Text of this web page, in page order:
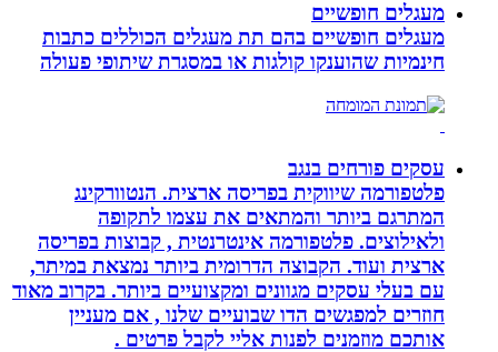
מעגלים חופשיים
מעגלים חופשיים בהם תת מעגלים הכוללים כתבות
חינמיות שהוענקו קולגות או במסגרת שיתופי פעולה
עסקים פורחים בנגב
פלטפורמה שיווקית בפריסה ארצית. הנטוורקינג
המתרגם ביותר והמתאים את עצמו לתקופה
ולאילוצים. פלטפורמה אינטרנטית , קבוצות בפריסה
ארצית ועוד. הקבוצה הדרומית ביותר נמצאת במיתר,
עם בעלי עסקים מגוונים ומקצועיים ביותר. בקרוב מאוד
חוזרים למפגשים הדו שבועיים שלנו , אם מעניין
אותכם מוזמנים לפנות אליי לקבל פרטים .